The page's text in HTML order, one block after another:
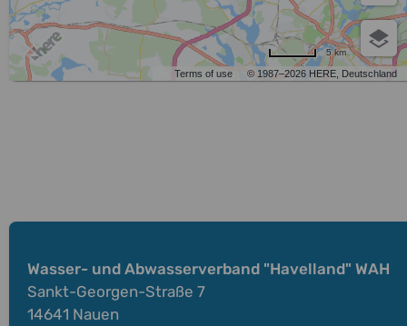
Terms of use © 1987–2026 HERE, Deutschland
5 km
Wasser- und Abwasserverband "Havelland" WAH
Sankt-Georgen-Straße 7
14641 Nauen